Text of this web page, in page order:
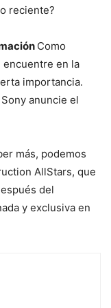
reciente?
Como
en la
importancia.
anuncie el
más, podemos
AllStars, que
del
y exclusiva en